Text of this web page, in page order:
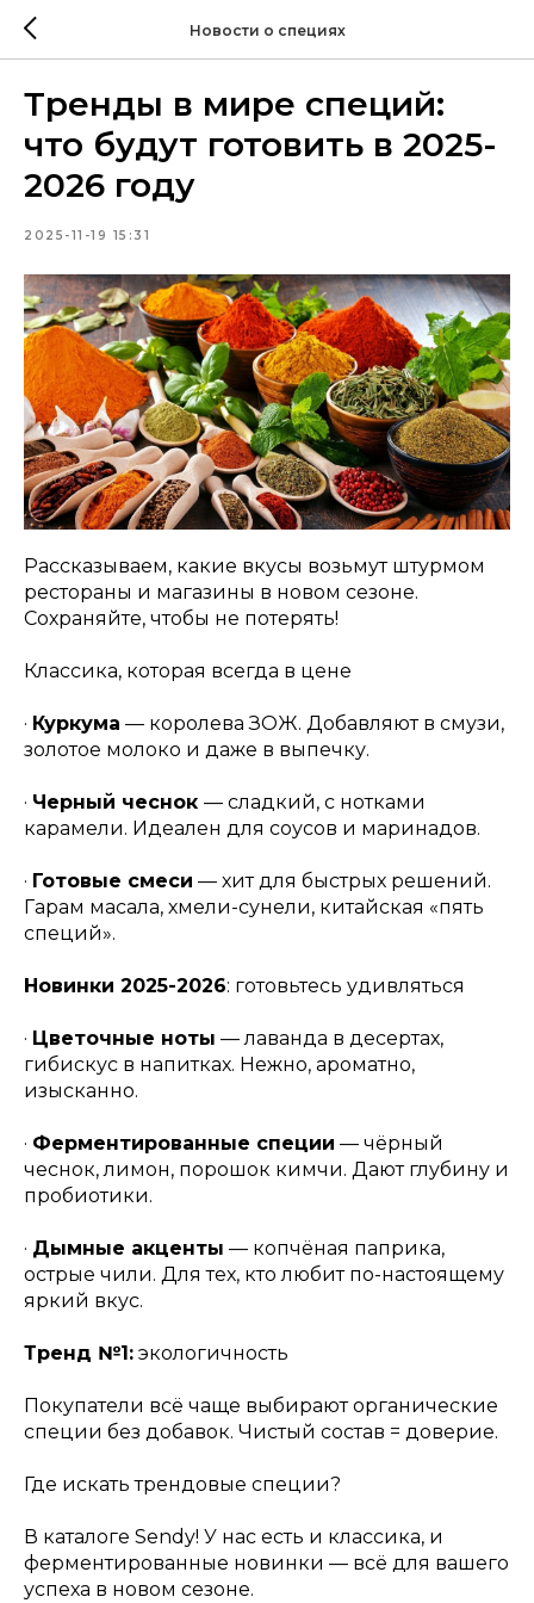
Новости о специях
Тренды в мире специй:
что будут готовить в 2025-
2026 году
2025-11-19 15:31
Рассказываем, какие вкусы возьмут штурмом
рестораны и магазины в новом сезоне.
Сохраняйте, чтобы не потерять!
Классика, которая всегда в цене
· Куркума — королева ЗОЖ. Добавляют в смузи,
золотое молоко и даже в выпечку.
· Черный чеснок — сладкий, с нотками
карамели. Идеален для соусов и маринадов.
· Готовые смеси — хит для быстрых решений.
Гарам масала, хмели-сунели, китайская «пять
специй».
Новинки 2025-2026: готовьтесь удивляться
· Цветочные ноты — лаванда в десертах,
гибискус в напитках. Нежно, ароматно,
изысканно.
· Ферментированные специи — чёрный
чеснок, лимон, порошок кимчи. Дают глубину и
пробиотики.
· Дымные акценты — копчёная паприка,
острые чили. Для тех, кто любит по-настоящему
яркий вкус.
Тренд №1: экологичность
Покупатели всё чаще выбирают органические
специи без добавок. Чистый состав = доверие.
Где искать трендовые специи?
В каталоге Sendy! У нас есть и классика, и
ферментированные новинки — всё для вашего
успеха в новом сезоне.